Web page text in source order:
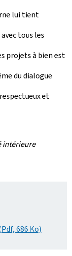
lui tient
tous les
projets à bien est
du dialogue
et
intérieure
686 Ko)